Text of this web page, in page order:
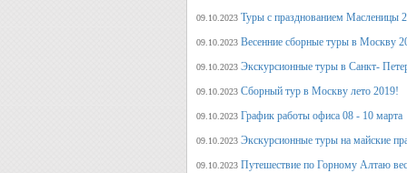
09.10.2023 Туры с празднованием Масленицы
09.10.2023 Весенние сборные туры в Москву
09.10.2023 Экскурсионные туры в Санкт-
09.10.2023 Сборный тур в Москву лето 2019!
09.10.2023 График работы офиса 08 - 10 марта
09.10.2023 Экскурсионные туры на майские
09.10.2023 Путешествие по Горному Алтаю